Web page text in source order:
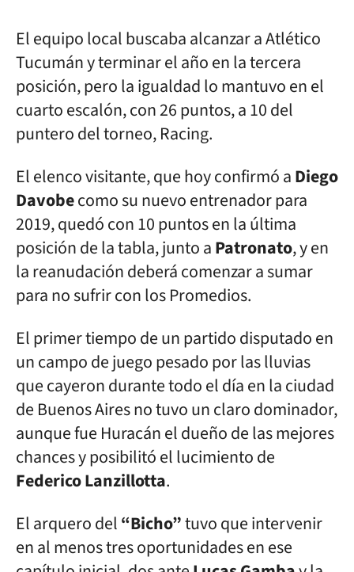
El equipo local buscaba alcanzar a Atlético
Tucumán y terminar el año en la tercera
posición, pero la igualdad lo mantuvo en el
cuarto escalón, con 26 puntos, a 10 del
puntero del torneo, Racing.
El elenco visitante, que hoy confirmó aDiego
Davobecomo su nuevo entrenador para
2019, quedó con 10 puntos en la última
posición de la tabla, junto aPatronato, y en
la reanudación deberá comenzar a sumar
para no sufrir con los Promedios.
El primer tiempo de un partido disputado en
un campo de juego pesado por las lluvias
que cayeron durante todo el día en la ciudad
de Buenos Aires no tuvo un claro dominador,
aunque fue Huracán el dueño de las mejores
chances y posibilitó el lucimiento de
Federico Lanzillotta.
El arquero del“Bicho”tuvo que intervenir
en al menos tres oportunidades en ese